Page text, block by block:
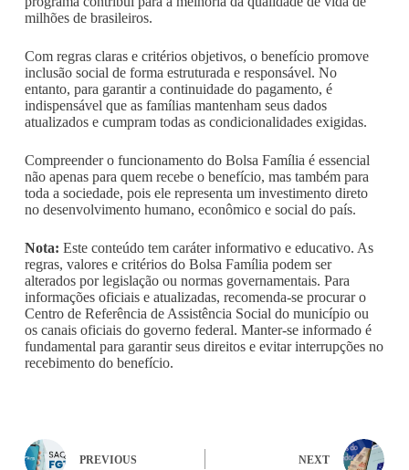
milhões de brasileiros.
Com regras claras e critérios objetivos, o benefício promove
inclusão social de forma estruturada e responsável. No
entanto, para garantir a continuidade do pagamento, é
indispensável que as famílias mantenham seus dados
atualizados e cumpram todas as condicionalidades exigidas.
Compreender o funcionamento do Bolsa Família é essencial
não apenas para quem recebe o benefício, mas também para
toda a sociedade, pois ele representa um investimento direto
no desenvolvimento humano, econômico e social do país.
Nota: Este conteúdo tem caráter informativo e educativo. As
regras, valores e critérios do Bolsa Família podem ser
alterados por legislação ou normas governamentais. Para
informações oficiais e atualizadas, recomenda-se procurar o
Centro de Referência de Assistência Social do município ou
os canais oficiais do governo federal. Manter-se informado é
fundamental para garantir seus direitos e evitar interrupções no
recebimento do benefício.
PREVIOUS NEXT